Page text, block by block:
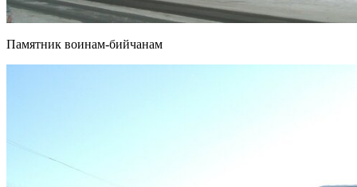
Памятник воинам-бийчанам